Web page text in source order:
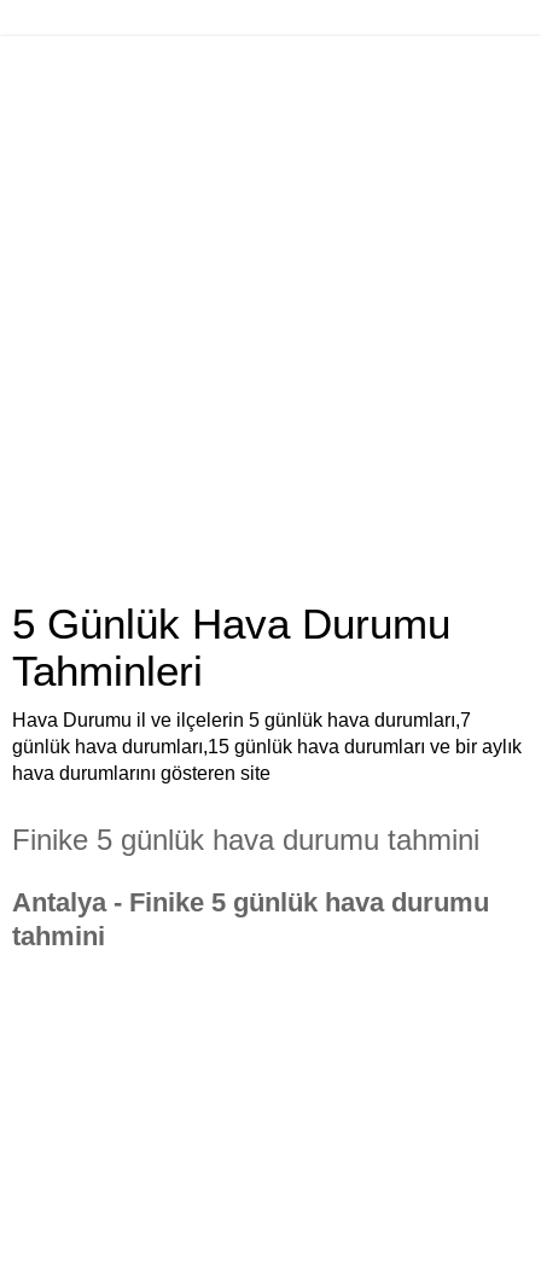
5 Günlük Hava Durumu
Tahminleri
Hava Durumu il ve ilçelerin 5 günlük hava durumları,7
günlük hava durumları,15 günlük hava durumları ve bir aylık
hava durumlarını gösteren site
Finike 5 günlük hava durumu tahmini
Antalya - Finike 5 günlük hava durumu
tahmini